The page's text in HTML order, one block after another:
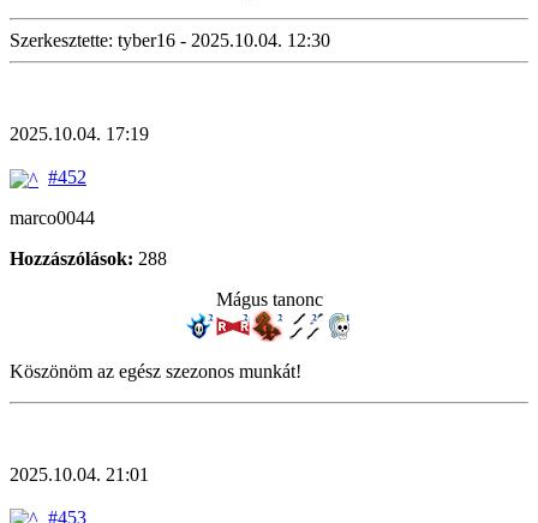
Szerkesztette: tyber16 - 2025.10.04. 12:30
2025.10.04. 17:19
#452
marco0044
Hozzászólások: 288
Mágus tanonc
Köszönöm az egész szezonos munkát!
2025.10.04. 21:01
#453